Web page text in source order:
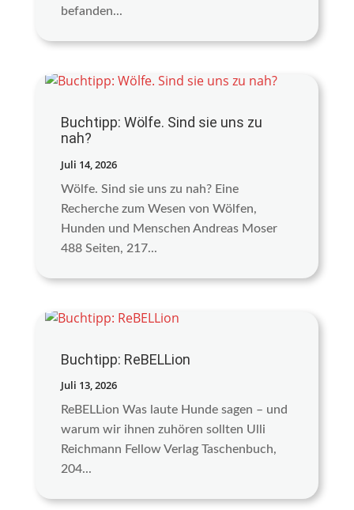
befanden...
Buchtipp: Wölfe. Sind sie uns zu
nah?
Juli 14, 2026
Wölfe. Sind sie uns zu nah? Eine
Recherche zum Wesen von Wölfen,
Hunden und Menschen Andreas Moser
488 Seiten, 217...
Buchtipp: ReBELLion
Juli 13, 2026
ReBELLion Was laute Hunde sagen – und
warum wir ihnen zuhören sollten Ulli
Reichmann Fellow Verlag Taschenbuch,
204...